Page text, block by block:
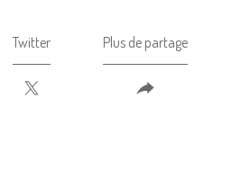
Twitter Plus de partage